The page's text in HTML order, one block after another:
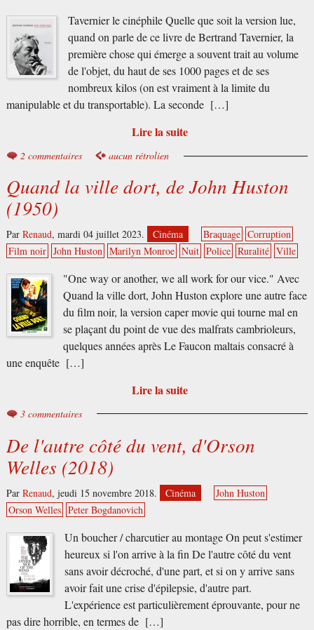
Tavernier le cinéphile Quelle que soit la version lue,
quand on parle de ce livre de Bertrand Tavernier, la
première chose qui émerge a souvent trait au volume
de l'objet, du haut de ses 1000 pages et de ses
nombreux kilos (on est vraiment à la limite du
manipulable et du transportable). La seconde […]
Lire la suite
2 commentaires aucun rétrolien
Quand la ville dort, de John Huston
(1950)
Par Renaud, mardi 04 juillet 2023. Cinéma Braquage Corruption
Film noir John Huston Marilyn Monroe Nuit Police Ruralité Ville
"One way or another, we all work for our vice." Avec
Quand la ville dort, John Huston explore une autre face
du film noir, la version caper movie qui tourne mal en
se plaçant du point de vue des malfrats cambrioleurs,
quelques années après Le Faucon maltais consacré à
une enquête […]
Lire la suite
3 commentaires
De l'autre côté du vent, d'Orson
Welles (2018)
Par Renaud, jeudi 15 novembre 2018. Cinéma
John Huston
Orson Welles Peter Bogdanovich
Un boucher / charcutier au montage On peut s'estimer
heureux si l'on arrive à la fin De l'autre côté du vent
sans avoir décroché, d'une part, et si on y arrive sans
avoir fait une crise d'épilepsie, d'autre part.
L'expérience est particulièrement éprouvante, pour ne
pas dire horrible, en termes de […]